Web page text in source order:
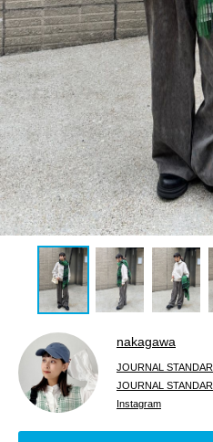
nakagawa
JOURNAL
JOURNAL
Instagram